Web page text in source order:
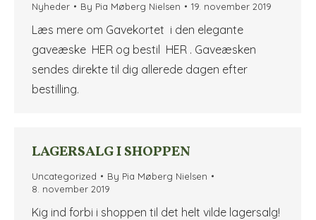
Nyheder By Pia Møberg Nielsen 19. november 2019
Læs mere om Gavekortet i den elegante
gaveæske HER og bestil HER . Gaveæsken
sendes direkte til dig allerede dagen efter
bestilling.
LAGERSALG I SHOPPEN
Uncategorized By Pia Møberg Nielsen
8. november 2019
Kig ind forbi i shoppen til det helt vilde lagersalg!